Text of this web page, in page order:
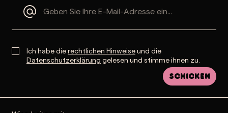
Ich habe dierechtlichen Hinweiseund die
Datenschutzerklärung gelesen und stimme ihnen zu.
Schicken